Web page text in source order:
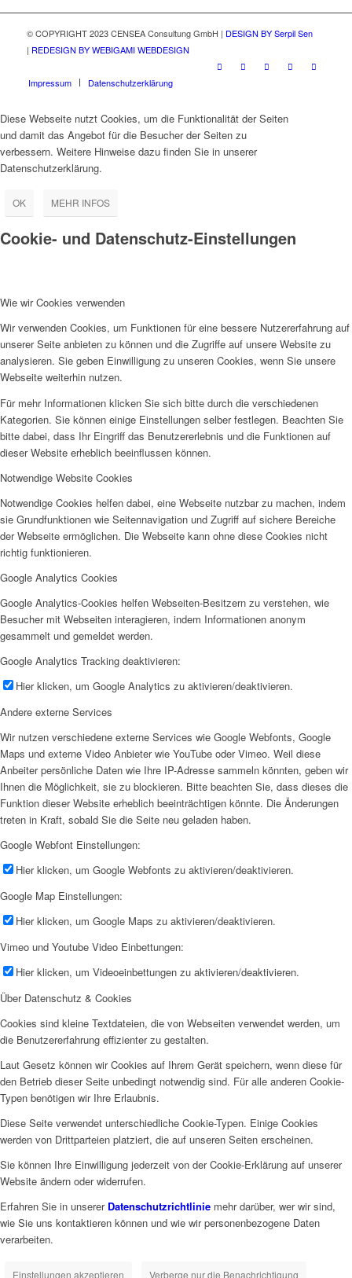
© COPYRIGHT 2023 CENSEA Consultung GmbH | DESIGN BY Serpil Sen
| REDESIGN BY WEBIGAMI WEBDESIGN
Impressum Datenschutzerklärung
Diese Webseite nutzt Cookies, um die Funktionalität der Seiten
und damit das Angebot für die Besucher der Seiten zu
verbessern. Weitere Hinweise dazu finden Sie in unserer
Datenschutzerklärung.
OK MEHR INFOS
Cookie- und Datenschutz-Einstellungen
Wie wir Cookies verwenden
Wir verwenden Cookies, um Funktionen für eine bessere Nutzererfahrung auf
unserer Seite anbieten zu können und die Zugriffe auf unsere Website zu
analysieren. Sie geben Einwilligung zu unseren Cookies, wenn Sie unsere
Webseite weiterhin nutzen.
Für mehr Informationen klicken Sie sich bitte durch die verschiedenen
Kategorien. Sie können einige Einstellungen selber festlegen. Beachten Sie
bitte dabei, dass Ihr Eingriff das Benutzererlebnis und die Funktionen auf
dieser Website erheblich beeinflussen können.
Notwendige Website Cookies
Notwendige Cookies helfen dabei, eine Webseite nutzbar zu machen, indem
sie Grundfunktionen wie Seitennavigation und Zugriff auf sichere Bereiche
der Webseite ermöglichen. Die Webseite kann ohne diese Cookies nicht
richtig funktionieren.
Google Analytics Cookies
Google Analytics-Cookies helfen Webseiten-Besitzern zu verstehen, wie
Besucher mit Webseiten interagieren, indem Informationen anonym
gesammelt und gemeldet werden.
Google Analytics Tracking deaktivieren:
Hier klicken, um Google Analytics zu aktivieren/deaktivieren.
Andere externe Services
Wir nutzen verschiedene externe Services wie Google Webfonts, Google
Maps und externe Video Anbieter wie YouTube oder Vimeo. Weil diese
Anbeiter persönliche Daten wie Ihre IP-Adresse sammeln könnten, geben wir
Ihnen die Möglichkeit, sie zu blockieren. Bitte beachten Sie, dass dieses die
Funktion dieser Website erheblich beeinträchtigen könnte. Die Änderungen
treten in Kraft, sobald Sie die Seite neu geladen haben.
Google Webfont Einstellungen:
Hier klicken, um Google Webfonts zu aktivieren/deaktivieren.
Google Map Einstellungen:
Hier klicken, um Google Maps zu aktivieren/deaktivieren.
Vimeo und Youtube Video Einbettungen:
Hier klicken, um Videoeinbettungen zu aktivieren/deaktivieren.
Über Datenschutz & Cookies
Cookies sind kleine Textdateien, die von Webseiten verwendet werden, um
die Benutzererfahrung effizienter zu gestalten.
Laut Gesetz können wir Cookies auf Ihrem Gerät speichern, wenn diese für
den Betrieb dieser Seite unbedingt notwendig sind. Für alle anderen Cookie-
Typen benötigen wir Ihre Erlaubnis.
Diese Seite verwendet unterschiedliche Cookie-Typen. Einige Cookies
werden von Drittparteien platziert, die auf unseren Seiten erscheinen.
Sie können Ihre Einwilligung jederzeit von der Cookie-Erklärung auf unserer
Website ändern oder widerrufen.
Erfahren Sie in unserer Datenschutzrichtlinie mehr darüber, wer wir sind,
wie Sie uns kontaktieren können und wie wir personenbezogene Daten
verarbeiten.
Einstellungen akzeptieren Verberge nur die Benachrichtigung